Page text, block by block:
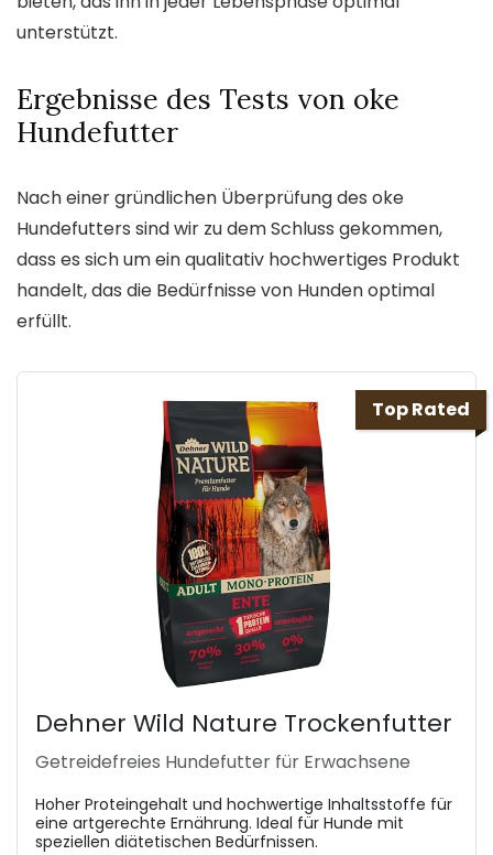
unterstützt.
Ergebnisse des Tests von oke
Hundefutter
Nach einer gründlichen Überprüfung des oke
Hundefutters sind wir zu dem Schluss gekommen,
dass es sich um ein qualitativ hochwertiges Produkt
handelt, das die Bedürfnisse von Hunden optimal
erfüllt.
Top Rated
Dehner Wild Nature Trockenfutter
Getreidefreies Hundefutter für Erwachsene
Hoher Proteingehalt und hochwertige Inhaltsstoffe für
eine artgerechte Ernährung. Ideal für Hunde mit
speziellen diätetischen Bedürfnissen.